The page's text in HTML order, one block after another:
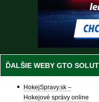
ĎALŠIE WEBY GTO
HokejSpravy.sk –
Hokejové správy online